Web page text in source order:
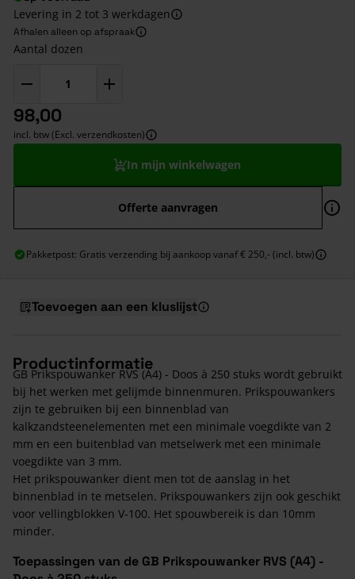
Levering in 2 tot 3 werkdagen
Afhalen alleen op afspraak
Aantal dozen
98,00
incl. btw (Excl. verzendkosten)
In mijn winkelwagen
Offerte aanvragen
Pakketpost: Gratis verzending bij aankoop vanaf € 250,- (incl. btw)
Toevoegen aan een kluslijst
Productinformatie
GB Prikspouwanker RVS (A4) - Doos à 250 stuks wordt gebruikt
bij het werken met gelijmde binnenmuren. Prikspouwankers
zijn te gebruiken bij een binnenblad van
kalkzandsteenelementen met een minimale voegdikte van 2
mm en een buitenblad van metselwerk met een minimale
voegdikte van 3 mm.
Het prikspouwanker dient men tot de aanslag in het
binnenblad in te metselen. Prikspouwankers zijn ook geschikt
voor vellingblokken V-100. Het spouwbereik is dan 10mm
minder.
Toepassingen van de GB Prikspouwanker RVS (A4) -